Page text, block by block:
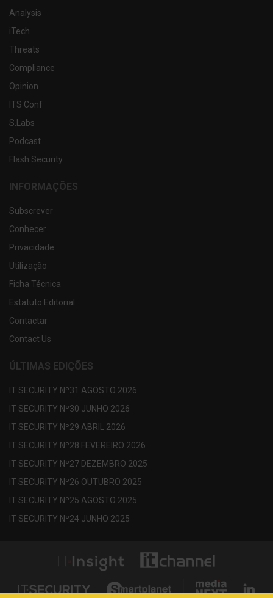
Analysis
iTech
Threats
Compliance
Opinion
ITS Conf
S.Labs
Podcast
Flash Security
INFORMAÇÕES
Subscrever
Conhecer
Privacidade
Utilização
Ficha Técnica
Estatuto Editorial
Contactar
Contact Us
ÚLTIMAS EDIÇÕES
IT SECURITY Nº31 AGOSTO 2026
IT SECURITY Nº30 JUNHO 2026
IT SECURITY Nº29 ABRIL 2026
IT SECURITY Nº28 FEVEREIRO 2026
IT SECURITY Nº27 DEZEMBRO 2025
IT SECURITY Nº26 OUTUBRO 2025
IT SECURITY Nº25 AGOSTO 2025
IT SECURITY Nº24 JUNHO 2025